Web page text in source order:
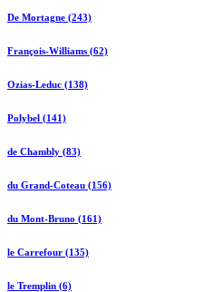
De Mortagne (243)
François-Williams (62)
Ozias-Leduc (138)
Polybel (141)
de Chambly (83)
du Grand-Coteau (156)
du Mont-Bruno (161)
le Carrefour (135)
le Tremplin (6)